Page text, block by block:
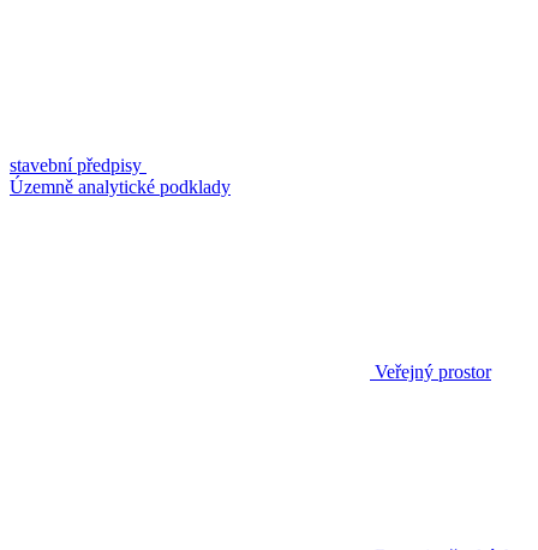
stavební předpisy
Územně analytické podklady
Veřejný prostor